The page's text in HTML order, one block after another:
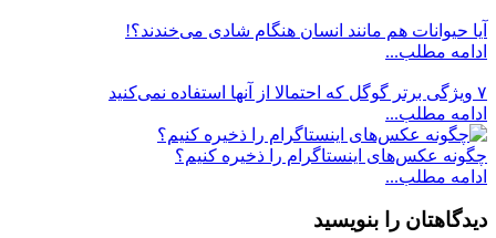
آیا حیوانات هم مانند انسان هنگام شادی می‌خندند؟!
ادامه مطلب...
۷ ویژگی برتر گوگل که احتمالا از آنها استفاده نمی‌کنید
ادامه مطلب...
چگونه عکس‌های اینستاگرام را ذخیره کنیم؟
ادامه مطلب...
دیدگاهتان را بنویسید